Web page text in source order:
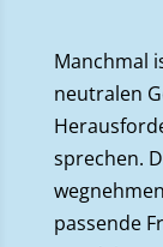
Manchmal
neutralen
sprechen.
passende